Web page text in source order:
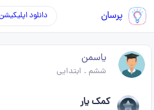
پرسان دانلود
یاسمن
ششم . ابتدایی
کمک یار